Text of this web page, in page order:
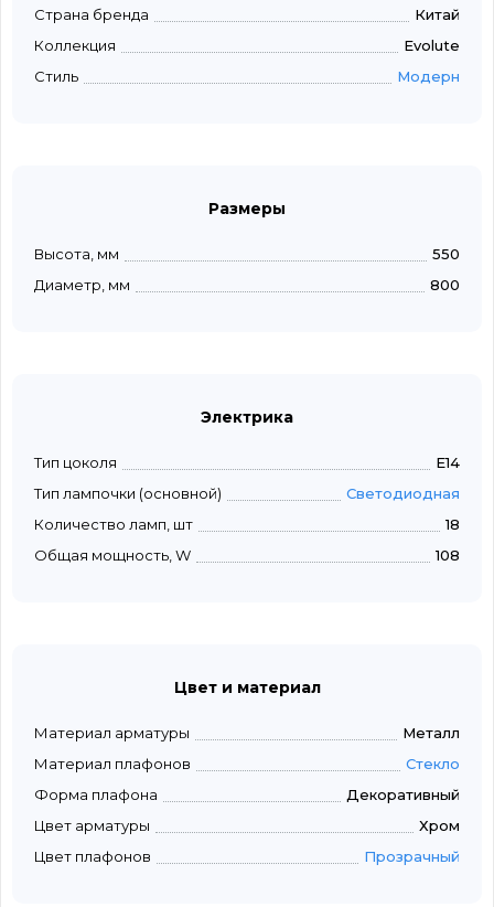
Страна бренда
Китай
Коллекция
Evolute
Стиль
Модерн
Размеры
Высота, мм
550
Диаметр, мм
800
Электрика
Тип цоколя
E14
Тип лампочки (основной)
Светодиодная
Количество ламп, шт
18
Общая мощность, W
108
Цвет и материал
Материал арматуры
Металл
Материал плафонов
Стекло
Форма плафона
Декоративный
Цвет арматуры
Хром
Цвет плафонов
Прозрачный